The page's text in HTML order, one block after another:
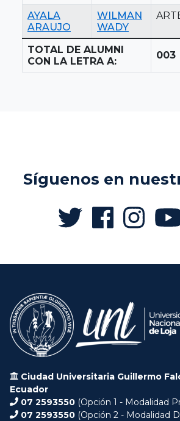
AYALA
ARAUJO
WILMAN
WADY
TOTAL DE ALUMNI
CON LA LETRA A:
003
Síguenos en
Ciudad Universitaria Guillermo
Ecuador
07 2593550 (Opción 1 - Modalidad
07 2593550 (Opción 2 - Modalidad